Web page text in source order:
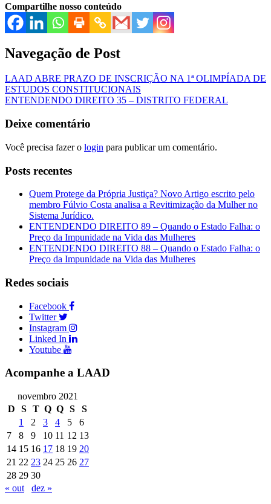
Compartilhe nosso conteúdo
Navegação de Post
LAAD ABRE PRAZO DE INSCRIÇÃO NA 1ª OLIMPÍADA DE
ESTUDOS CONSTITUCIONAIS
ENTENDENDO DIREITO 35 – DISTRITO FEDERAL
Deixe comentário
Você precisa fazer o login para publicar um comentário.
Posts recentes
Quem Protege da Própria Justiça? Novo Artigo escrito pelo
membro Fúlvio Costa analisa a Revitimização da Mulher no
Sistema Jurídico.
ENTENDENDO DIREITO 89 – Quando o Estado Falha: o
Preço da Impunidade na Vida das Mulheres
ENTENDENDO DIREITO 88 – Quando o Estado Falha: o
Preço da Impunidade na Vida das Mulheres
Redes sociais
Facebook
Twitter
Instagram
Linked In
Youtube
Acompanhe a LAAD
novembro 2021
D
S T Q Q S
S
1
2 3 4 5
6
7
8 9 10 11 12 13
14 15 16 17 18 19 20
21 22 23 24 25 26 27
28 29 30
« out
dez »